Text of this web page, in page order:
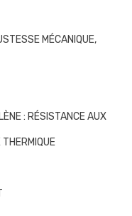
MÉCANIQUE,
: RÉSISTANCE AUX